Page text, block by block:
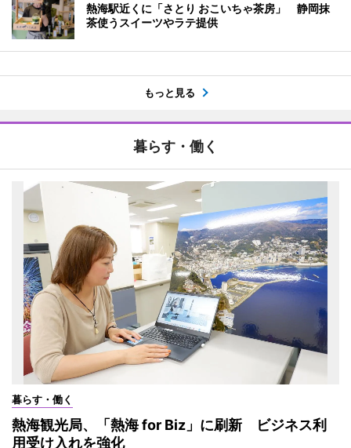
熱海駅近くに「さとり おこいちゃ茶房」 静岡抹
茶使うスイーツやラテ提供
もっと見る
暮らす・働く
暮らす・働く
熱海観光局、「熱海 for Biz」に刷新 ビジネス利
用受け入れを強化